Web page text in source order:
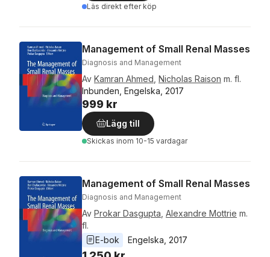
Läs direkt efter köp
Management of Small Renal Masses
Diagnosis and Management
Av Kamran Ahmed Nicholas Raison m. fl.
Inbunden, Engelska, 2017
999 kr
Lägg till
Skickas inom 10-15 vardagar
Management of Small Renal Masses
Diagnosis and Management
Av Prokar Dasgupta Alexandre Mottrie m.
fl.
E-bok
Engelska 2017